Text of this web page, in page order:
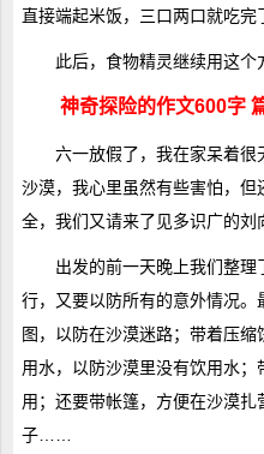
直接端起米饭，三口两口就吃完
此后，食物精灵继续用这个
神奇探险的作文600字
六一放假了，我在家呆着
沙漠，我心里虽然有些害怕，
全，我们又请来了见多识广的刘
出发的前一天晚上我们整
行，又要以防所有的意外情况
图，以防在沙漠迷路；带着压
用水，以防沙漠里没有饮用水
用；还要带帐篷，方便在沙漠
子……